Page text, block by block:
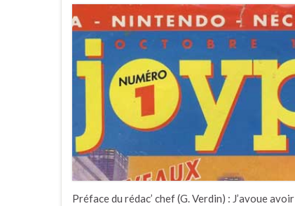
Préface du rédac’ chef (G. Verdin) : J’avoue